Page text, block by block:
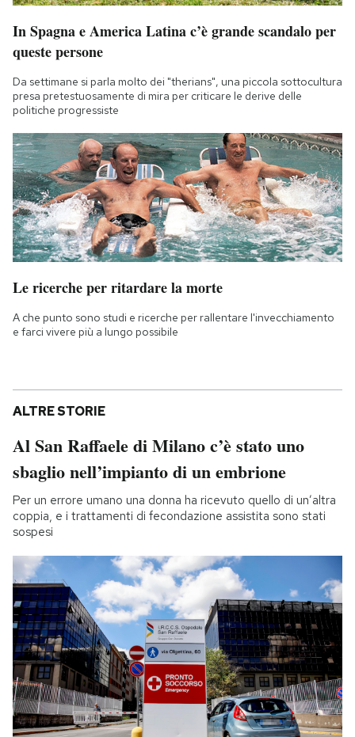
In Spagna e America Latina c’è grande scandalo per
queste persone
Da settimane si parla molto dei "therians", una piccola sottocultura
presa pretestuosamente di mira per criticare le derive delle
politiche progressiste
Le ricerche per ritardare la morte
A che punto sono studi e ricerche per rallentare l'invecchiamento
e farci vivere più a lungo possibile
ALTRE STORIE
Al San Raffaele di Milano c’è stato uno
sbaglio nell’impianto di un embrione
Per un errore umano una donna ha ricevuto quello di un’altra
coppia, e i trattamenti di fecondazione assistita sono stati
sospesi